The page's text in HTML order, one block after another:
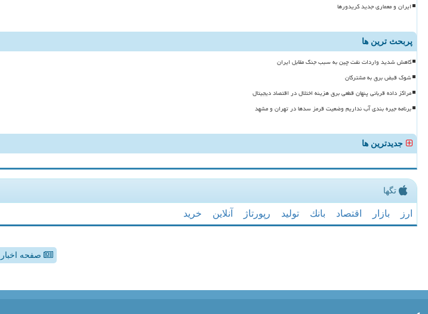
ایران و معماری جدید کریدورها
پربحث ترین ها
کاهش شدید واردات نفت چین به سبب جنگ مقابل ایران
شوک قبض برق به مشترکان
مراکز داده قربانی پنهان قطعی برق هزینه اختلال در اقتصاد دیجیتال
برنامه جیره بندی آب نداریم وضعیت قرمز سدها در تهران و مشهد
جدیدترین ها
تگها
ارز بازار اقتصاد بانك تولید رپورتاژ آنلاین خرید
صفحه اخبار